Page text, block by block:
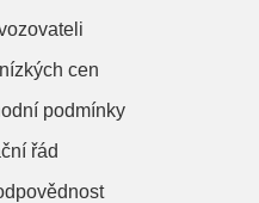
cen
podmínky
řád